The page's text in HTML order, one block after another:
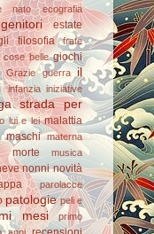
nato
ecografia
estate
filosofia frate
cose belle giochi
Grazie guerra
il
infanzia iniziative
strada per
lui e lei malattia
maschi materna
morte musica
nonni novità
parolacce
patologie peli e
mesi
primo